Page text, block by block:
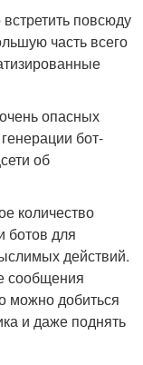
повсюду
часть всего
опасных
бот-
об
количество
ботов для
действий.
сообщения
можно добиться
и даже поднять